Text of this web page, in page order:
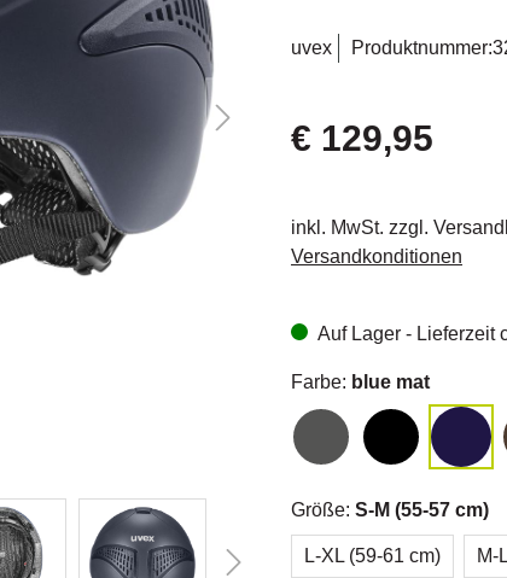
uvex Produktnummer:
€ 129,95
inkl. MwSt. zzgl.
Versandkonditionen
Auf Lager - Lieferzeit
Farbe: blue mat
Größe: S-M (55-57 cm)
L-XL (59-61 cm) M-